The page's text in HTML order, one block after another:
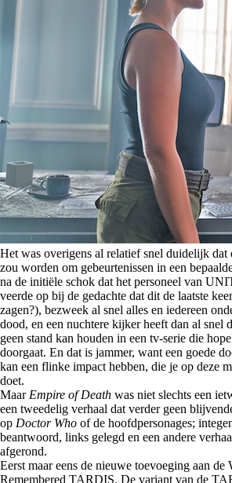
Het was overigens al relatief snel duidelijk
zou worden om gebeurtenissen in een
na de initiële schok dat het personeel van
veerde op bij de gedachte dat dit de laatste
zagen?), bezweek al snel alles en iedereen
dood, en een nuchtere kijker heeft dan al snel
geen stand kan houden in een tv-serie die
doorgaat. En dat is jammer, want een goede
kan een flinke impact hebben, die je op deze
doet.
Maar Empire of Death was niet slechts een
een tweedelig verhaal dat verder geen
op Doctor Who of de hoofdpersonages;
beantwoord, links gelegd en een andere
afgerond.
Eerst maar eens de nieuwe toevoeging aan de
Remembered TARDIS. De variant van de